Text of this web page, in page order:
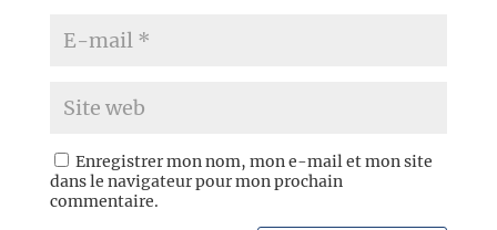
Enregistrer mon nom, mon e-mail et mon site
dans le navigateur pour mon prochain
commentaire.